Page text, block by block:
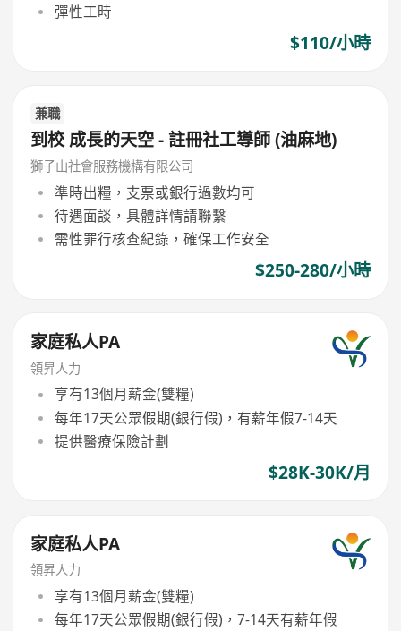
彈性工時
$110/小時
兼職
到校 成長的天空 - 註冊社工導師 (油麻地)
獅子山社會服務機構有限公司
準時出糧，支票或銀行過數均可
待遇面談，具體詳情請聯繫
需性罪行核查紀錄，確保工作安全
$250-280/小時
家庭私人PA
領昇人力
享有13個月薪金(雙糧)
每年17天公眾假期(銀行假)，有薪年假7-14天
提供醫療保險計劃
$28K-30K/月
家庭私人PA
領昇人力
享有13個月薪金(雙糧)
每年17天公眾假期(銀行假)，7-14天有薪年假